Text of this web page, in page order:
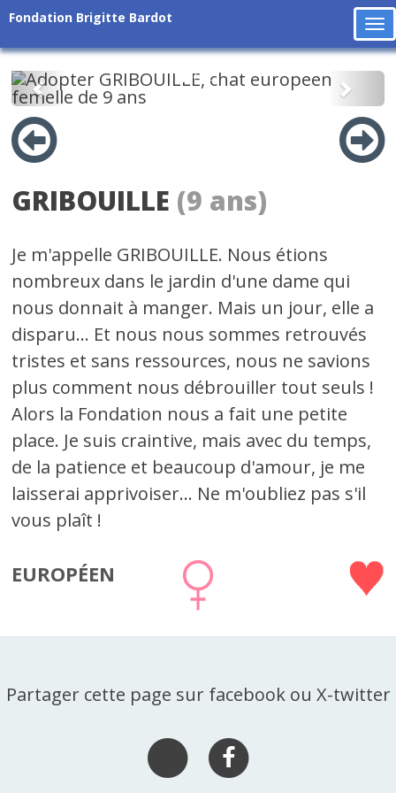
Fondation Brigitte Bardot
Précédent
GRIBOUILLE (9 ans)
Je m'appelle GRIBOUILLE. Nous étions
nombreux dans le jardin d'une dame qui
nous donnait à manger. Mais un jour, elle a
disparu... Et nous nous sommes retrouvés
tristes et sans ressources, nous ne savions
plus comment nous débrouiller tout seuls !
Alors la Fondation nous a fait une petite
place. Je suis craintive, mais avec du temps,
de la patience et beaucoup d'amour, je me
laisserai apprivoiser... Ne m'oubliez pas s'il
vous plaît !
EUROPÉEN
Partager cette page sur facebook ou X-twitter